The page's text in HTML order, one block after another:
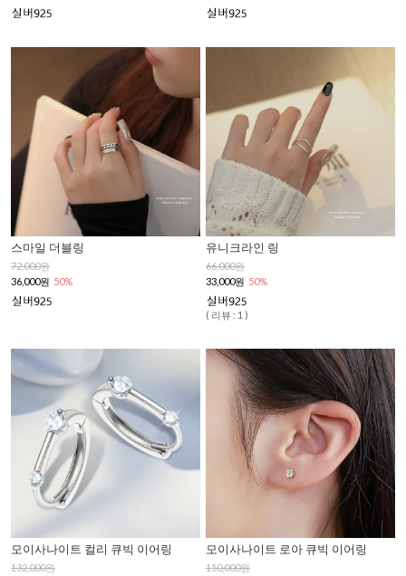
스마일 더블링
72,000원
36,000원 50%
유니크라인 링
66,000원
33,000원 50%
( 리뷰 : 1 )
모이사나이트 컬리 큐빅 이어링
132,000원
모이사나이트 로아 큐빅 이어링
150,000원